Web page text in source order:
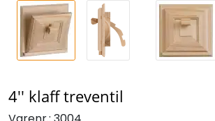
4'' klaff treventil